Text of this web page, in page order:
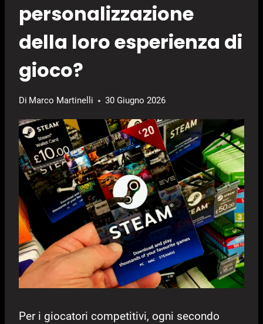
personalizzazione
della loro esperienza di
gioco?
Di Marco Martinelli 30 Giugno 2026
Per i giocatori competitivi, ogni secondo